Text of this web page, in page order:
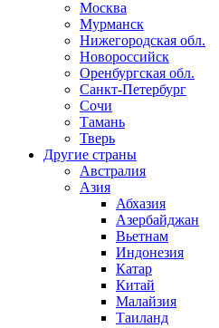
Москва
Мурманск
Нижегородская обл.
Новороссийск
Оренбургская обл.
Санкт-Петербург
Сочи
Тамань
Тверь
Другие страны
Австралия
Азия
Абхазия
Азербайджан
Вьетнам
Индонезия
Катар
Китай
Малайзия
Таиланд